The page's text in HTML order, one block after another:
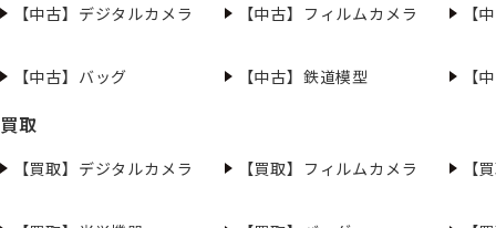
【中古】デジタルカメラ 【中古】フィルムカメラ 【
【中古】バッグ 【中古】鉄道模型 【
買取
【買取】デジタルカメラ 【買取】フィルムカメラ 【